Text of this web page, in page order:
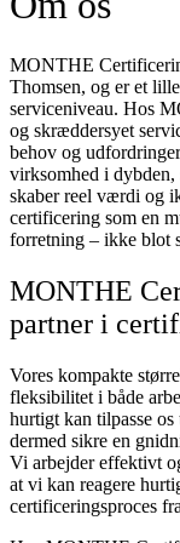
MONTHE
Thomsen, og er et
serviceniveau. Hos
og skræddersyet
behov og
virksomhed i dybden,
skaber reel værdi og
certificering som en
forretning – ikke blot
MONTHE
partner i
Vores kompakte
fleksibilitet i både
hurtigt kan tilpasse
dermed sikre en
Vi arbejder effektivt
at vi kan reagere
certificeringsproces